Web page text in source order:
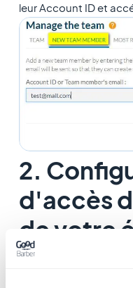
leur Account ID et
2.
d'accès
de votre
Il existe deux types de